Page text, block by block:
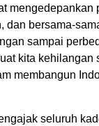
mengedepankan
dan bersama-
sampai
kita kehilangan
membangun
seluruh